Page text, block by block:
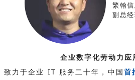
繁翰
副总经
企业数字化劳动力应
致力于企业 IT 服务二十年，中国首